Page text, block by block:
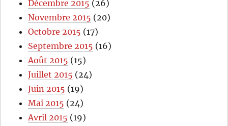
Décembre 2015 (26)
Novembre 2015 (20)
Octobre 2015 (17)
Septembre 2015 (16)
Août 2015 (15)
Juillet 2015 (24)
Juin 2015 (19)
Mai 2015 (24)
Avril 2015 (19)